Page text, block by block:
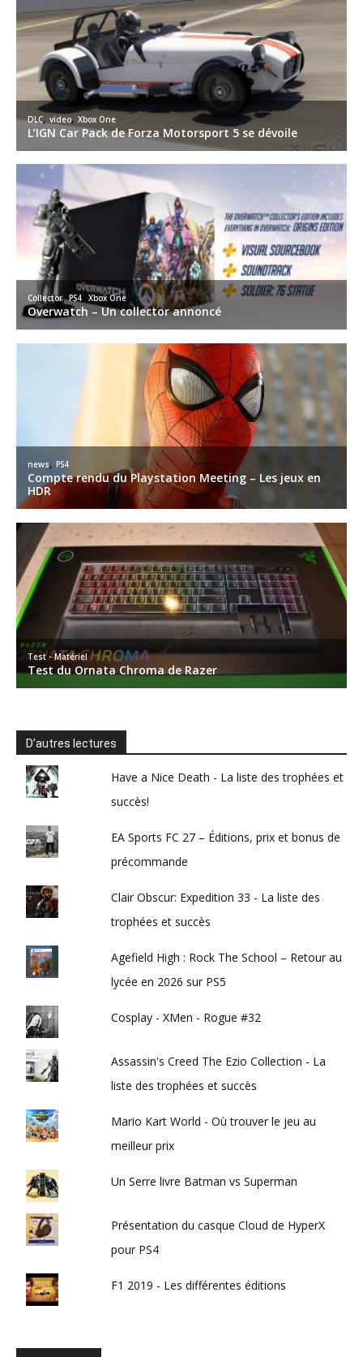
D’autres lectures
Have a Nice Death - La liste des trophées et
succès!
EA Sports FC 27 – Éditions, prix et bonus de
précommande
Clair Obscur: Expedition 33 - La liste des
trophées et succès
Agefield High : Rock The School – Retour au
lycée en 2026 sur PS5
Cosplay - XMen - Rogue #32
Assassin's Creed The Ezio Collection - La
liste des trophées et succès
Mario Kart World - Où trouver le jeu au
meilleur prix
Un Serre livre Batman vs Superman
Présentation du casque Cloud de HyperX
pour PS4
F1 2019 - Les différentes éditions